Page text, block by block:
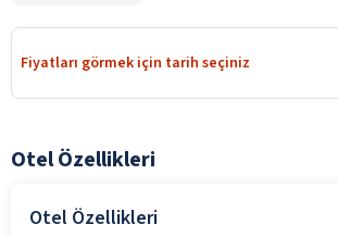
Fiyatları görmek için tarih seçiniz
Otel Özellikleri
Otel Özellikleri